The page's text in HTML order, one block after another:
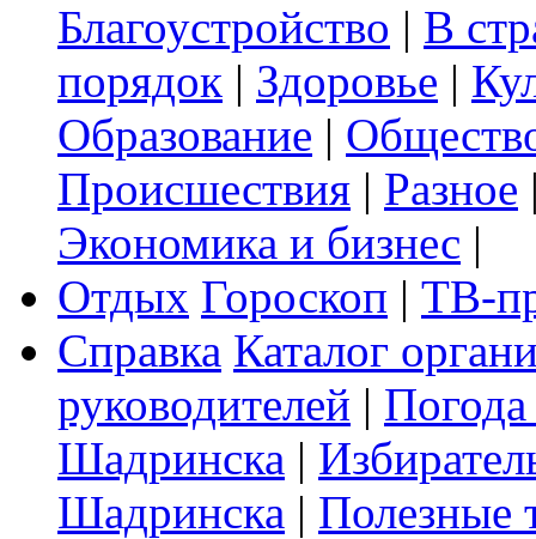
Благоустройство | В
порядок | Здоровье |
Образование |
Происшествия | Разное
Экономика и бизнес |
Отдых Гороскоп | ТВ-
Справка Каталог
руководителей |
Шадринска |
Шадринска | Полезные